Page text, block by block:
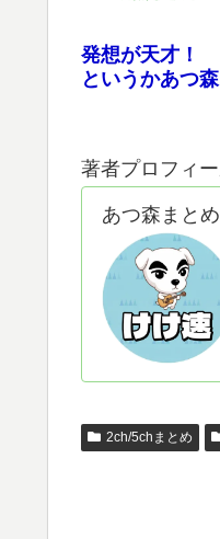
発想が天才！
というかあつ
著者プロフィ
あつ森まと
2ch/5chまとめ